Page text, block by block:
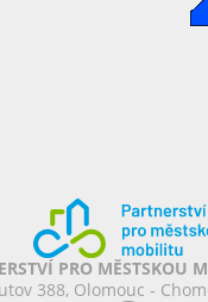
PRO MĚSTSKOU
388, Olomouc -